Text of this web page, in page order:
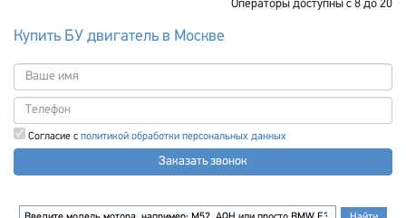
Операторы доступны с 8 до 20
Купить БУ двигатель в Москве
Согласие с политикой обработки персональных данных
Заказать звонок